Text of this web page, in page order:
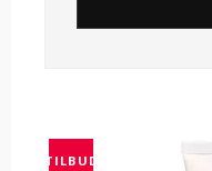
TILBUD